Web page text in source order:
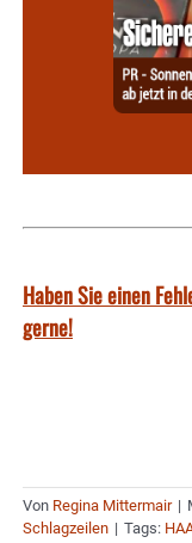
Haben Sie einen
gerne!
Von Regina Mittermair |
Schlagzeilen | Tags: